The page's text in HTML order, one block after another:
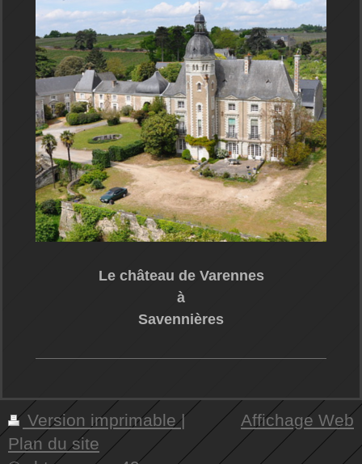
Le château de Varennes
à
Savennières
Version imprimable |
Plan du site
Affichage Web